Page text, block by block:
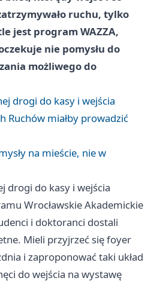
ruchu, tylko
jest program WAZZA,
nie pomysłu do
możliwego do
drogi do kasy i wejścia
Ruchów miałby prowadzić
na mieście, nie w
drogi do kasy i wejścia
Wrocławskie Akademickie
i doktoranci dostali
Mieli przyjrzeć się foyer
i zaproponować taki układ
do wejścia na wystawę